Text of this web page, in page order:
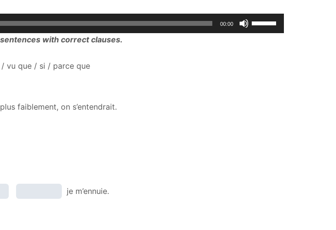
00:00
Use
Up/Down
with correct clauses.
/ vu que / si / parce que
faiblement, on s’entendrait.
je m’ennuie.